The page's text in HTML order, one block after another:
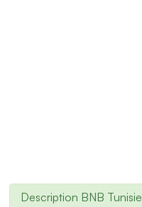
Description BNB Tunisie